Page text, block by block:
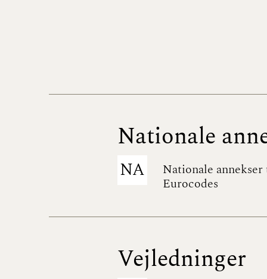
Nationale
NA
Nationale
Eurocodes
Vejledninger